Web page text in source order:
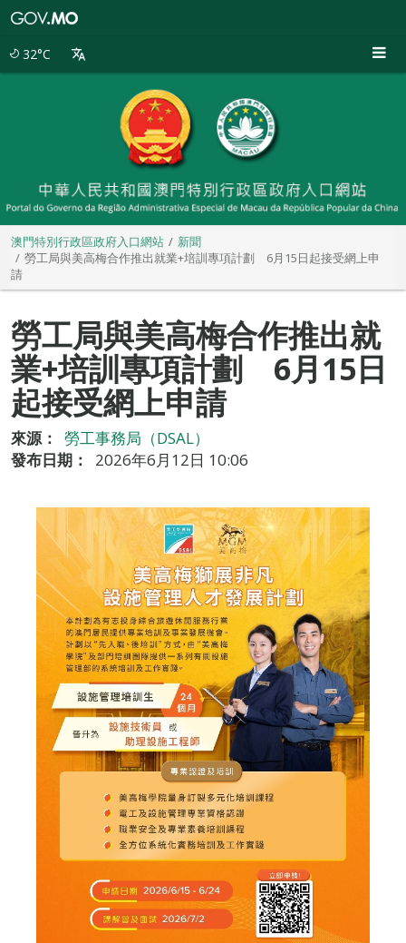
32°C
澳門特別行政區政府入口網站
新聞
勞工局與美高梅合作推出就業+培訓專項計劃 6月15日起接受網上申
請
勞工局與美高梅合作推出就
業+培訓專項計劃 6月15日
起接受網上申請
來源：
勞工事務局（DSAL）
發布日期：
2026年6月12日 10:06